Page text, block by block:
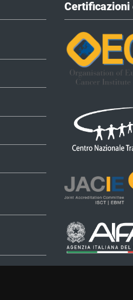
Certificazioni